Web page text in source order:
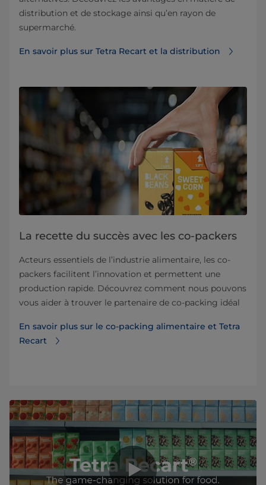
distribution et de stockage ainsi qu’en rayon de
supermarché.
En savoir plus sur Tetra Recart et la distribution
La recette du succès avec les co-packers
Acteurs essentiels de l’industrie alimentaire, les co-
packers facilitent l’innovation et permettent une
production rapide. Découvrez comment nous pouvons
vous aider à trouver le partenaire de co-packing idéal
En savoir plus sur le co-packing alimentaire et Tetra
Recart